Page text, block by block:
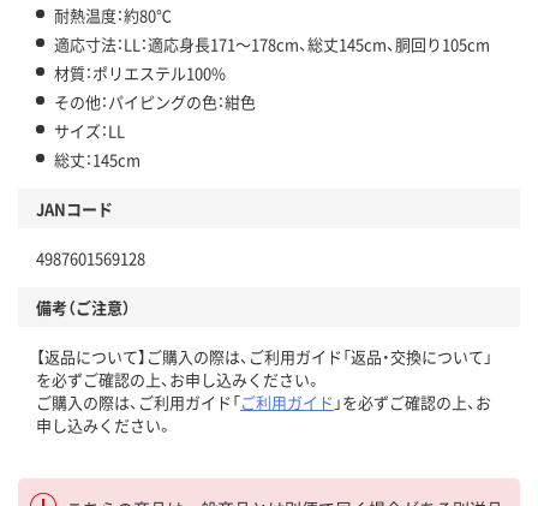
耐熱温度：約80℃
適応寸法：LL：適応身長171～178cm、総丈145cm、胴回り105cm
材質：ポリエステル100%
その他：パイピングの色：紺色
サイズ：LL
総丈：145cm
JANコード
4987601569128
備考（ご注意）
【返品について】ご購入の際は、ご利用ガイド「返品・交換について」
を必ずご確認の上、お申し込みください。
ご購入の際は、ご利用ガイド「ご利用ガイド 」を必ずご確認の上、お
申し込みください。